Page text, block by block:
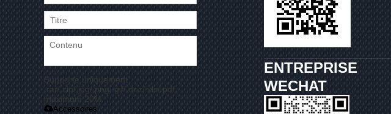
Supporte uniquement
.rar/.zip/.jpg/.png/.gif/.doc/.xls/.pdf,
maximum 20M
Accessoires
ENTREPRISE
WECHAT